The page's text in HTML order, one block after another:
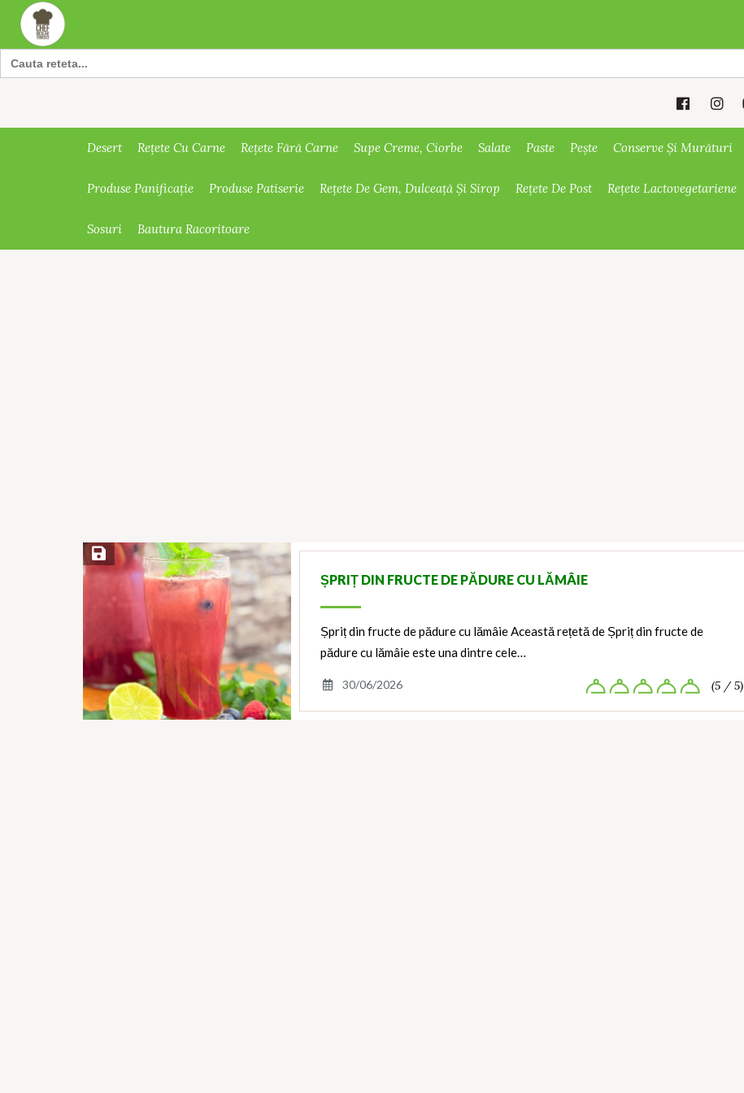
Search
for:
Desert Rețete Cu Carne Rețete Fără Carne Supe Creme, Ciorbe Salate Paste Pește Conserve Și Murături
Produse Panificație Produse Patiserie Rețete De Gem, Dulceață Și Sirop Rețete De Post Rețete Lactovegetariene
Sosuri Bautura Racoritoare
Save Recipe
ȘPRIȚ DIN FRUCTE DE PĂDURE CU LĂMÂIE
Șpriț din fructe de pădure cu lămâie Această rețetă de Șpriț din fructe de
pădure cu lămâie este una dintre cele…
30/06/2026 (5 / 5)